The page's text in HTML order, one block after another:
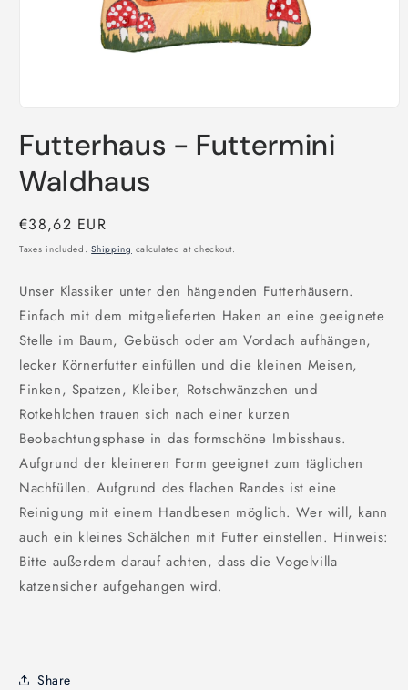
1
in
modal
Futterhaus - Futtermini
Waldhaus
Regular
price
€38,62 EUR
Taxes included.Shipping calculated at checkout.
Unser Klassiker unter den hängenden Futterhäusern.
Einfach mit dem mitgelieferten Haken an eine geeignete
Stelle im Baum, Gebüsch oder am Vordach aufhängen,
lecker Körnerfutter einfüllen und die kleinen Meisen,
Finken, Spatzen, Kleiber, Rotschwänzchen und
Rotkehlchen trauen sich nach einer kurzen
Beobachtungsphase in das formschöne Imbisshaus.
Aufgrund der kleineren Form geeignet zum täglichen
Nachfüllen. Aufgrund des flachen Randes ist eine
Reinigung mit einem Handbesen möglich. Wer will, kann
auch ein kleines Schälchen mit Futter einstellen. Hinweis:
Bitte außerdem darauf achten, dass die Vogelvilla
katzensicher aufgehangen wird.
Share